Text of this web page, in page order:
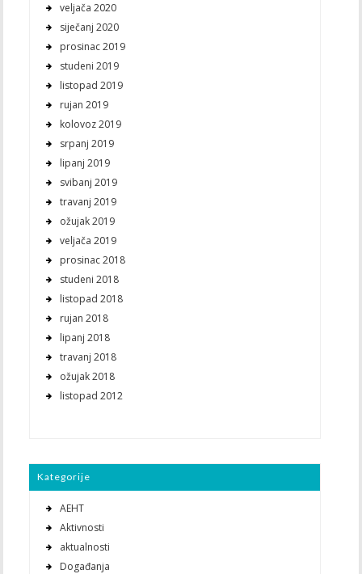
veljača 2020
siječanj 2020
prosinac 2019
studeni 2019
listopad 2019
rujan 2019
kolovoz 2019
srpanj 2019
lipanj 2019
svibanj 2019
travanj 2019
ožujak 2019
veljača 2019
prosinac 2018
studeni 2018
listopad 2018
rujan 2018
lipanj 2018
travanj 2018
ožujak 2018
listopad 2012
Kategorije
AEHT
Aktivnosti
aktualnosti
Događanja